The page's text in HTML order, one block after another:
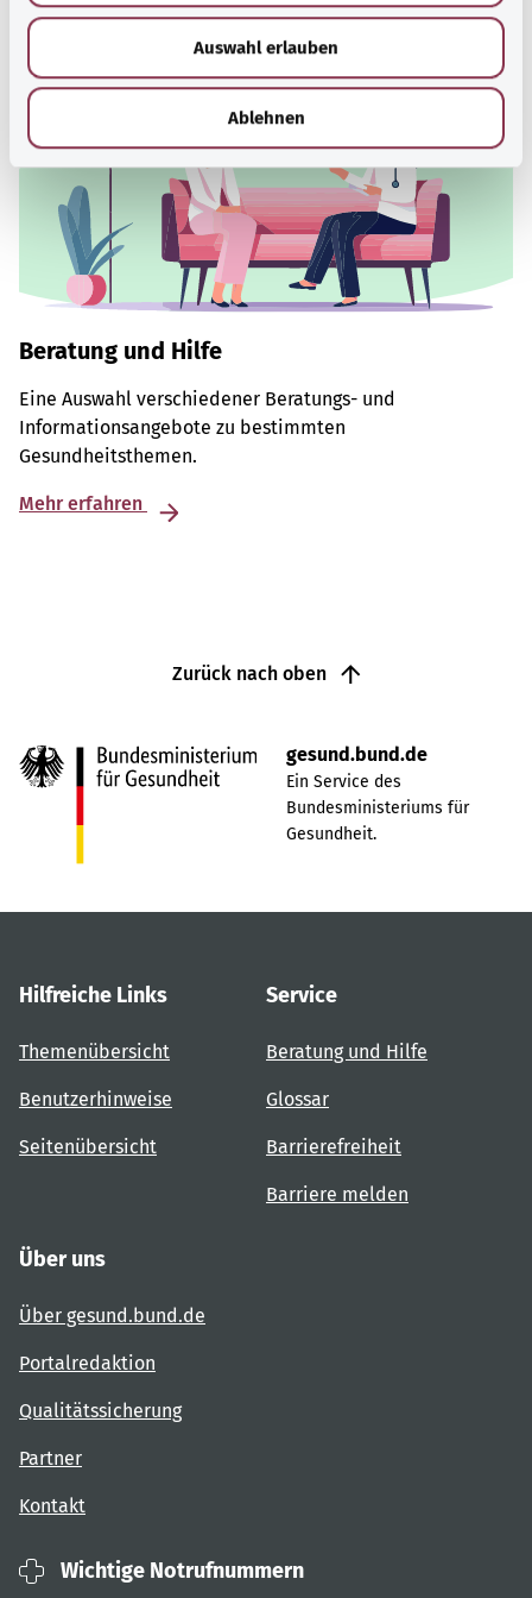
Auswahl erlauben
Ablehnen
Beratung und Hilfe
Eine Auswahl verschiedener Beratungs- und
Informationsangebote zu bestimmten
Gesundheitsthemen.
Mehr erfahren
Zurück nach oben
gesund.bund.de
Ein Service des
Bundesministeriums für
Gesundheit.
Hilfreiche Links
Themenübersicht
Benutzerhinweise
Seitenübersicht
Service
Beratung und Hilfe
Glossar
Barrierefreiheit
Barriere melden
Über uns
Über gesund.bund.de
Portalredaktion
Qualitätssicherung
Partner
Kontakt
Wichtige Notrufnummern